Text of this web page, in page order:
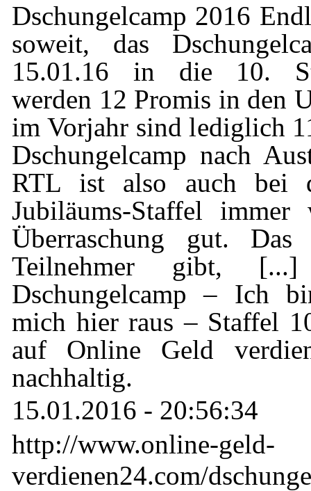
Dschungelcamp 2016
soweit, das
15.01.16 in die 10.
werden 12 Promis in den
im Vorjahr sind lediglich
Dschungelcamp nach
RTL ist also auch bei
Jubiläums-Staffel
Überraschung gut.
Teilnehmer gibt,
Dschungelcamp – Ich
mich hier raus – Staffel
auf Online Geld
nachhaltig.
15.01.2016 - 20:56:34
http://www.online-geld-
verdienen24.com/